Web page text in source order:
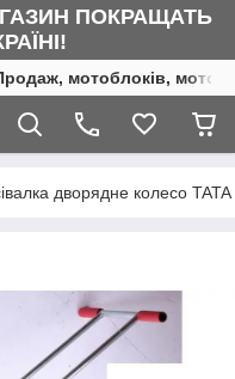
ПОКРАЩАТЬ
мотоблоків,
дворядне колесо